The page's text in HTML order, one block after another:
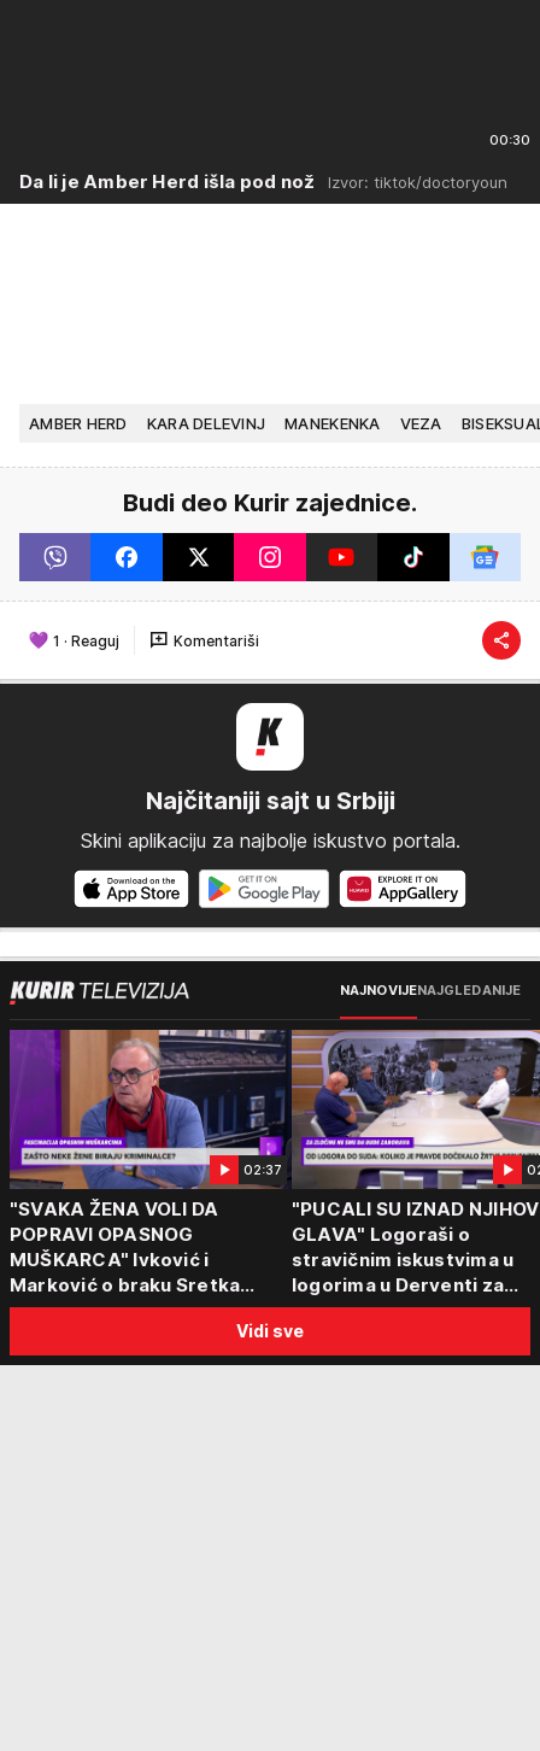
00:30
Da li je Amber Herd išla pod nož Izvor: tiktok/doctoryoun
AMBER HERD KARA DELEVINJ MANEKENKA VEZA
Budi deo Kurir zajednice.
1 · Reaguj Komentariši
Najčitaniji sajt u Srbiji
Skini aplikaciju za najbolje iskustvo portala.
NAJNOVIJENAJGLEDANIJE
02:37
"SVAKA ŽENA VOLI DA
POPRAVI OPASNOG
MUŠKARCA" Ivković i
Marković o braku Sretka
Kalinića i fenomenu žena koje
biraju kriminalce: "Neće sa
nekim ko nema para"
"PUCALI SU IZNAD
GLAVA" Logoraši o
stravičnim iskustvima u
logorima u Derventi za
emisiju "Puls Srbije
"Tada je počela velika
tortura..."
Vidi sve